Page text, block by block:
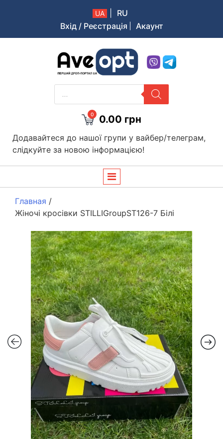
UA
RU
Вхід / Реєстрація
Акаунт
Aveopt – оптова дропшипінг платформа в Україні
PRODUCTS
SEARCH
0 0.00 грн
Додавайтеся до нашої групи у вайбер/телеграм,
слідкуйте за новою інформацією!
Главная /
Жіночі кросівки STILLIGroupST126-7 Білі